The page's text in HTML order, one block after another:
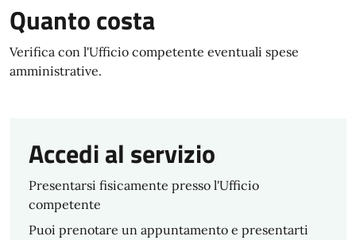
Quanto costa
Verifica con l'Ufficio competente eventuali spese
amministrative.
Accedi al servizio
Presentarsi fisicamente presso l'Ufficio
competente
Puoi prenotare un appuntamento e presentarti